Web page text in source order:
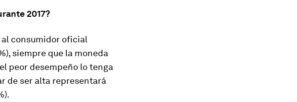
2017?
al consumidor oficial
siempre que la moneda
peor desempeño lo tenga
de ser alta representará